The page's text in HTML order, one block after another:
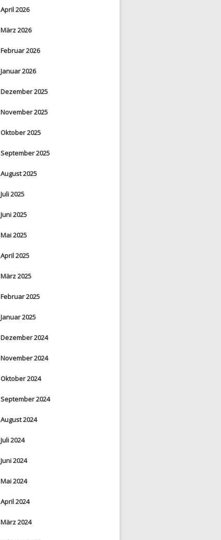
April 2026
März 2026
Februar 2026
Januar 2026
Dezember 2025
November 2025
Oktober 2025
September 2025
August 2025
Juli 2025
Juni 2025
Mai 2025
April 2025
März 2025
Februar 2025
Januar 2025
Dezember 2024
November 2024
Oktober 2024
September 2024
August 2024
Juli 2024
Juni 2024
Mai 2024
April 2024
März 2024